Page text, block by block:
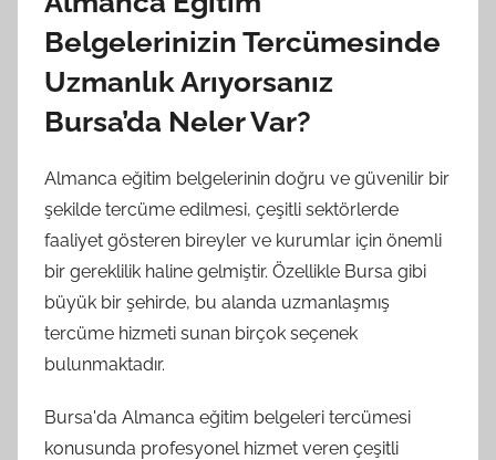
Belgelerinizin Tercümesinde
Uzmanlık Arıyorsanız
Bursa’da Neler Var?
Almanca eğitim belgelerinin doğru ve güvenilir bir
şekilde tercüme edilmesi, çeşitli sektörlerde
faaliyet gösteren bireyler ve kurumlar için önemli
bir gereklilik haline gelmiştir. Özellikle Bursa gibi
büyük bir şehirde, bu alanda uzmanlaşmış
tercüme hizmeti sunan birçok seçenek
bulunmaktadır.
Bursa'da Almanca eğitim belgeleri tercümesi
konusunda profesyonel hizmet veren çeşitli